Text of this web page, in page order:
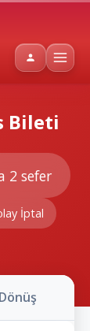
Bileti
2 sefer
İptal